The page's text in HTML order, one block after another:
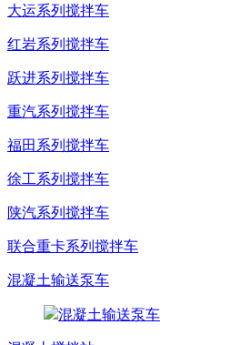
大运系列搅拌车
红岩系列搅拌车
跃进系列搅拌车
重汽系列搅拌车
福田系列搅拌车
徐工系列搅拌车
陕汽系列搅拌车
联合重卡系列搅拌车
混凝土输送泵车
混凝土输送泵车